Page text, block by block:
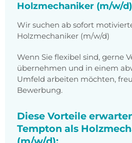
Holzmechaniker (m/w/d)
Wir suchen ab sofort
Holzmechaniker (m/w/d)
Wenn Sie flexibel sind, gerne
übernehmen und in einem
Umfeld arbeiten möchten,
Bewerbung.
Diese Vorteile
Tempton als